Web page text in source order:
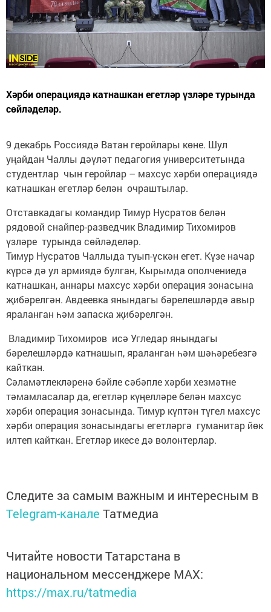
Хәрби операциядә катнашкан егетләр үзләре турында
сөйләделәр.
9 декабрь Россиядә Ватан геройлары көне. Шул
уңайдан Чаллы дәүләт педагогия университетында
студентлар чын геройлар – махсус хәрби операциядә
катнашкан егетләр белән очраштылар.
Отставкадагы командир Тимур Нусратов белән
рядовой снайпер-разведчик Владимир Тихомиров
үзләре турында сөйләделәр.
Тимур Нусратов Чаллыда туып-үскән егет. Күзе начар
күрсә дә ул армиядә булган, Кырымда ополчениедә
катнашкан, аннары махсус хәрби операция зонасына
җибәрелгән. Авдеевка янындагы бәрелешләрдә авыр
яраланган һәм запаска җибәрелгән.
Владимир Тихомиров исә Угледар янындагы
бәрелешләрдә катнашып, яраланган һәм шәһәребезгә
кайткан.
Сәламәтлекләренә бәйле сәбәпле хәрби хезмәтне
тәмамласалар да, егетләр күңелләре белән махсус
хәрби операция зонасында. Тимур күптән түгел махсус
хәрби операция зонасындагы егетләргә гуманитар йөк
илтеп кайткан. Егетләр икесе дә волонтерлар.
Следите за самым важным и интересным в
Telegram-канале Татмедиа
Читайте новости Татарстана в
национальном мессенджере MАХ:
https://max.ru/tatmedia